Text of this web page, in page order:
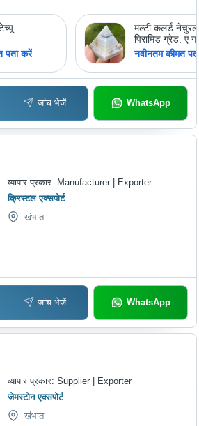
पता करें
मल्टी कलर्ड
पिरामिड ग्रेड: ए
नवीनतम कीमत
जांच भेजें WhatsApp
व्यापार प्रकार: Manufacturer | Exporter
क्रिस्टल एक्सपोर्ट
खंभात
जांच भेजें WhatsApp
व्यापार प्रकार:Supplier | Exporter
जेमस्टोन एक्सपोर्ट
खंभात